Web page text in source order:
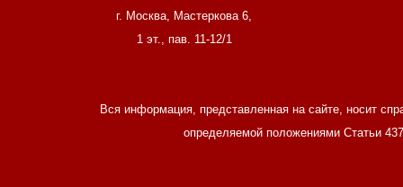
г. Москва, Мастеркова 6,
1 эт., пав. 11-12/1
Вся информация, представленная на сайте, носит
определяемой положениями Статьи